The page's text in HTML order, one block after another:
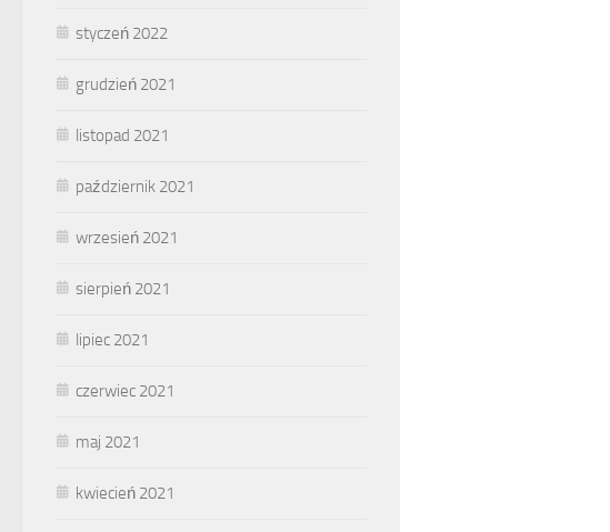
styczeń 2022
grudzień 2021
listopad 2021
październik 2021
wrzesień 2021
sierpień 2021
lipiec 2021
czerwiec 2021
maj 2021
kwiecień 2021